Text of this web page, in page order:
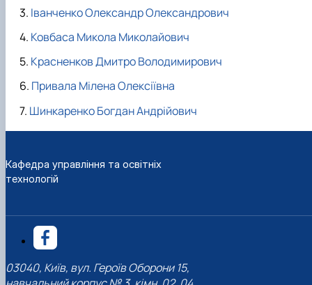
Іванченко Олександр Олександрович
Ковбаса Микола Миколайович
Красненков Дмитро Володимирович
Привала Мілена Олексіївна
Шинкаренко Богдан Андрійович
Кафедра управління та освітніх
технологій
03040, Київ, вул. Героїв Оборони 15,